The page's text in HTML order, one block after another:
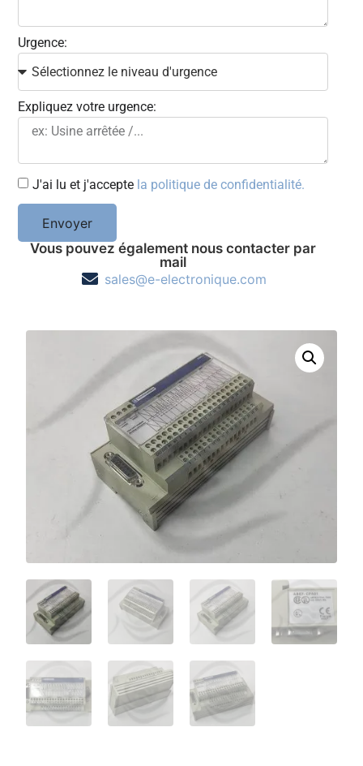
Urgence:
Expliquez votre urgence:
J'ai lu et j'accepte la politique de confidentialité.
Envoyer
Vous pouvez également nous contacter par
mail
sales@e-electronique.com